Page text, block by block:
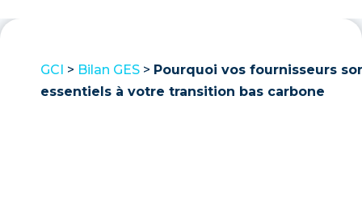
GCI > Bilan GES > Pourquoi vos fournisseurs
essentiels à votre transition bas carbone